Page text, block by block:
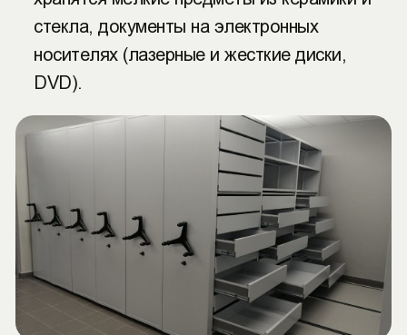
стекла, документы на электронных
носителях (лазерные и жесткие диски,
DVD).